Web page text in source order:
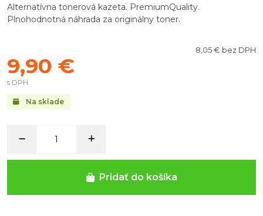
Alternatívna tonerová kazeta. PremiumQuality.
Plnohodnotná náhrada za originálny toner.
Na sklade
8,05 € bez DPH
9,90 €
s DPH
Pridať do košíka